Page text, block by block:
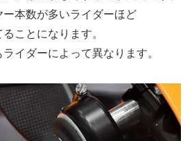
本数が多いライダーほど
ことになります。
イダーによって異なります。